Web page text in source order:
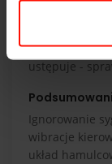
lekkiej,
hamowaniach
ustępuje -
Ignorowanie
wibracje
układ